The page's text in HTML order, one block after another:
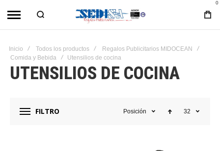
0
Inicio Todos los productos
Regalos Publicitarios MIDOCEAN
Comida y Bebida
Utensilios de cocina
UTENSILIOS DE COCINA
FILTRO Posición 32